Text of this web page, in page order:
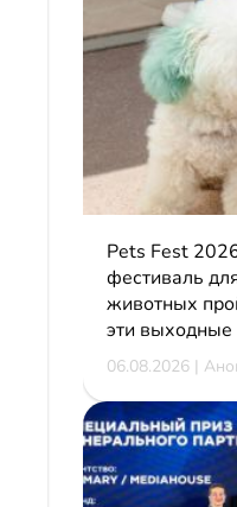
Pets Fest
фестиваль
животных
эти выходные
06.08.2026 |